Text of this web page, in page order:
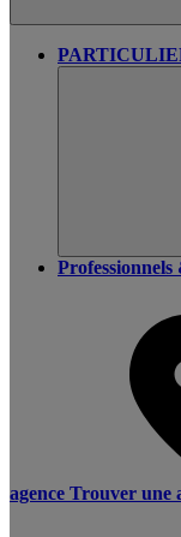
agence Trouver une